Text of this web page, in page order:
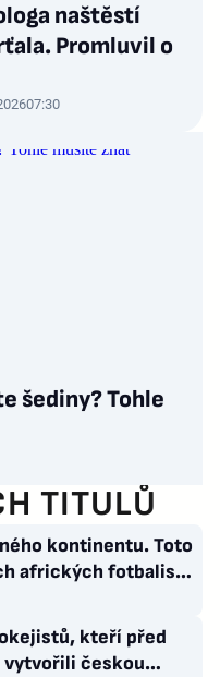
naštěstí
Promluvil o
07:30
šediny? Tohle
TITULŮ
kontinentu. Toto
afrických fotbalistů
kteří před
českou